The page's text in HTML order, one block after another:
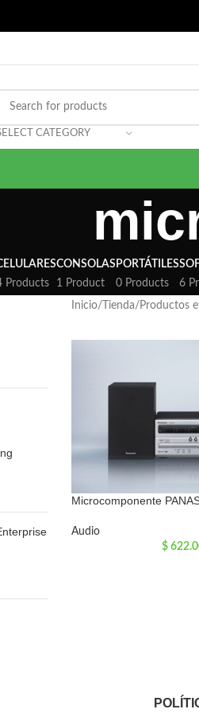
CATEGORY
Products
CONSOLAS
1 Product
PORTÁTILES
0 Products
6
Inicio Tienda Productos
Microcomponente
Audio
$